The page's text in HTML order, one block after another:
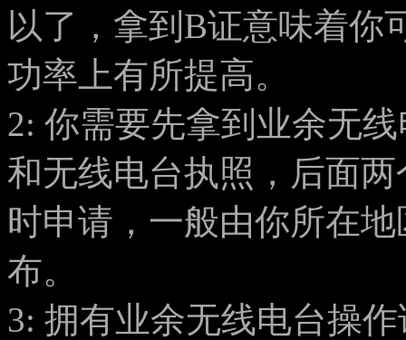
以了，拿到B证意味着你
功率上有所提高。
2: 你需要先拿到业余无
和无线电台执照，后面
时申请，一般由你所在
布。
3: 拥有业余无线电台操